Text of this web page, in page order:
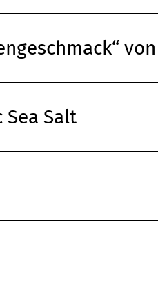
Sea Salt